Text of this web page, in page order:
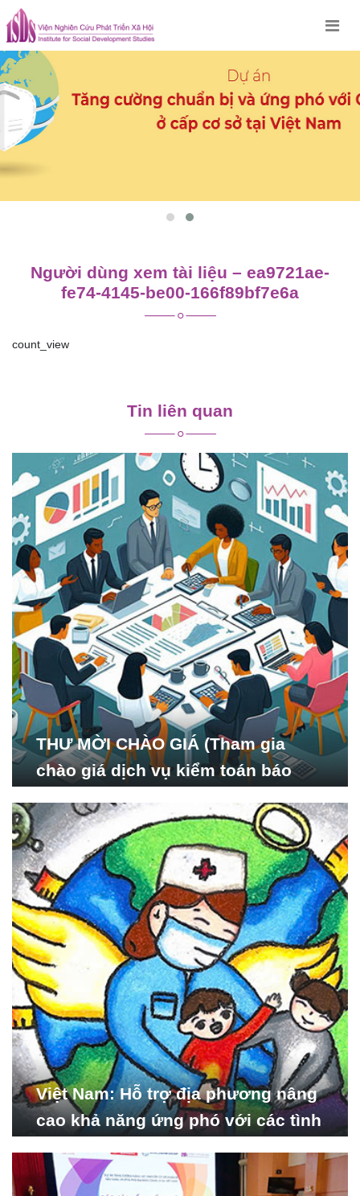
Skip
to
content
Người dùng xem tài liệu – ea9721ae-
fe74-4145-be00-166f89bf7e6a
count_view
viết
Tin liên quan
THƯ MỜI CHÀO GIÁ (Tham gia
chào giá dịch vụ kiểm toán báo
Nghiên cứu Phát triển Xã
hội_ISDS)
Việt Nam: Hỗ trợ địa phương nâng
cao khả năng ứng phó với các tình